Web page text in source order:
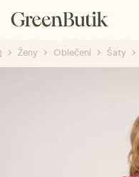
Ženy Oblečení Šaty